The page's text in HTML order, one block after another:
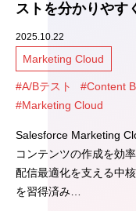
ストを分かりやす
2025.10.22
Marketing Cloud
#A/Bテスト #Content
#Marketing Cloud
Salesforce Marketing
コンテンツの作成を効
配信最適化を支える中
を習得済み…